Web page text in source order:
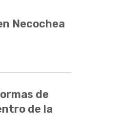
Necochea
de
de la